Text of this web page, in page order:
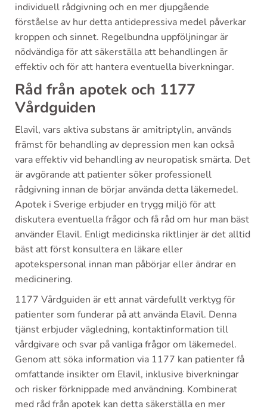
individuell rådgivning och en mer djupgående
förståelse av hur detta antidepressiva medel påverkar
kroppen och sinnet. Regelbundna uppföljningar är
nödvändiga för att säkerställa att behandlingen är
effektiv och för att hantera eventuella biverkningar.
Råd från apotek och 1177
Vårdguiden
Elavil, vars aktiva substans är amitriptylin, används
främst för behandling av depression men kan också
vara effektiv vid behandling av neuropatisk smärta. Det
är avgörande att patienter söker professionell
rådgivning innan de börjar använda detta läkemedel.
Apotek i Sverige erbjuder en trygg miljö för att
diskutera eventuella frågor och få råd om hur man bäst
använder Elavil. Enligt medicinska riktlinjer är det alltid
bäst att först konsultera en läkare eller
apotekspersonal innan man påbörjar eller ändrar en
medicinering.
1177 Vårdguiden är ett annat värdefullt verktyg för
patienter som funderar på att använda Elavil. Denna
tjänst erbjuder vägledning, kontaktinformation till
vårdgivare och svar på vanliga frågor om läkemedel.
Genom att söka information via 1177 kan patienter få
omfattande insikter om Elavil, inklusive biverkningar
och risker förknippade med användning. Kombinerat
med råd från apotek kan detta säkerställa en mer